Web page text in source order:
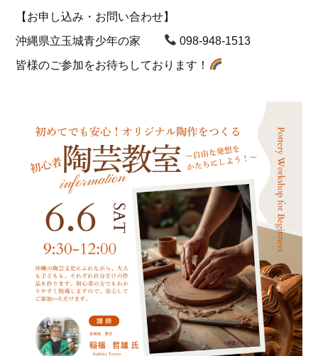
【お申し込み・お問い合わせ】
沖縄県立玉城青少年の家
098-948-1513
皆様のご参加をお待ちしております！